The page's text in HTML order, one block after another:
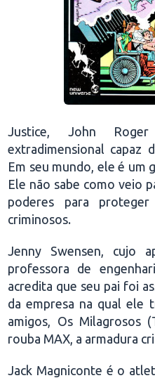
Justice, John
extradimensional capaz
Em seu mundo, ele é um
Ele não sabe como veio
poderes para
criminosos.
Jenny Swensen, cujo
professora de
acredita que seu pai foi
da empresa na qual ele
amigos, Os Milagrosos
rouba MAX, a armadura
Jack Magniconte é o